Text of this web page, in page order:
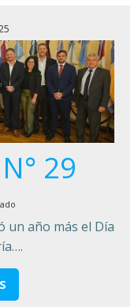
29
un año más el Día